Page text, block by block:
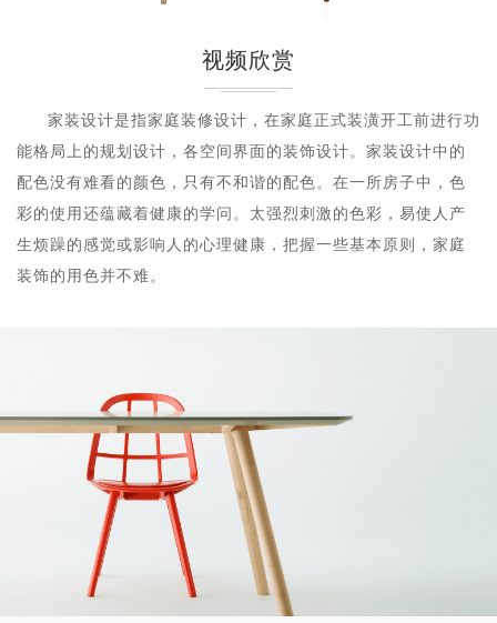
视频欣赏
家装设计是指家庭装修设计，在家庭正式装潢开工前进行功
能格局上的规划设计，各空间界面的装饰设计。家装设计中的
配色没有难看的颜色，只有不和谐的配色。在一所房子中，色
彩的使用还蕴藏着健康的学问。太强烈刺激的色彩，易使人产
生烦躁的感觉或影响人的心理健康，把握一些基本原则，家庭
装饰的用色并不难。